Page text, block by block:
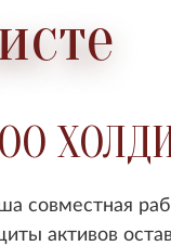
совместная
активов